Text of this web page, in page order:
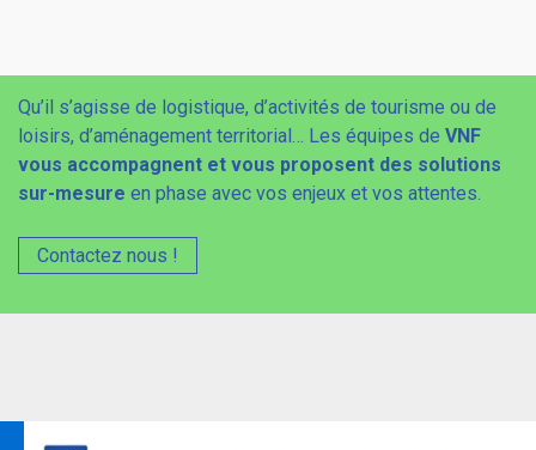
Qu’il s’agisse de logistique, d’activités de tourisme ou de
loisirs, d’aménagement territorial… Les équipes de VNF
vous accompagnent et vous proposent des solutions
sur-mesure en phase avec vos enjeux et vos attentes.
Contactez nous !